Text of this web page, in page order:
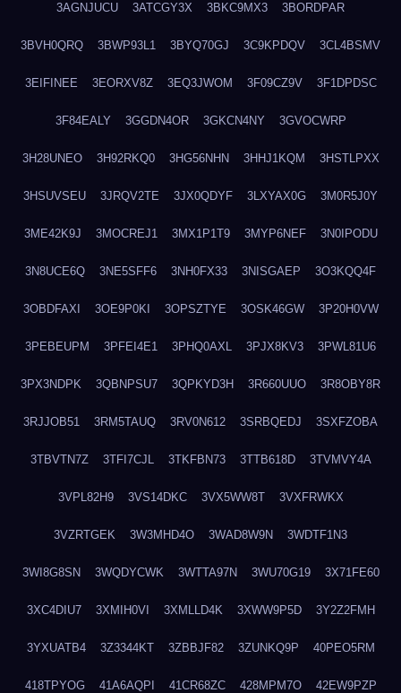
3AGNJUCU 3ATCGY3X 3BKC9MX3 3BORDPAR
3BVH0QRQ 3BWP93L1 3BYQ70GJ 3C9KPDQV 3CL4BSMV
3EIFINEE 3EORXV8Z 3EQ3JWOM 3F09CZ9V 3F1DPDSC
3F84EALY 3GGDN4OR 3GKCN4NY 3GVOCWRP
3H28UNEO 3H92RKQ0 3HG56NHN 3HHJ1KQM 3HSTLPXX
3HSUVSEU 3JRQV2TE 3JX0QDYF 3LXYAX0G 3M0R5J0Y
3ME42K9J 3MOCREJ1 3MX1P1T9 3MYP6NEF 3N0IPODU
3N8UCE6Q 3NE5SFF6 3NH0FX33 3NISGAEP 3O3KQQ4F
3OBDFAXI 3OE9P0KI 3OPSZTYE 3OSK46GW 3P20H0VW
3PEBEUPM 3PFEI4E1 3PHQ0AXL 3PJX8KV3 3PWL81U6
3PX3NDPK 3QBNPSU7 3QPKYD3H 3R660UUO 3R8OBY8R
3RJJOB51 3RM5TAUQ 3RV0N612 3SRBQEDJ 3SXFZOBA
3TBVTN7Z 3TFI7CJL 3TKFBN73 3TTB618D 3TVMVY4A
3VPL82H9 3VS14DKC 3VX5WW8T 3VXFRWKX
3VZRTGEK 3W3MHD4O 3WAD8W9N 3WDTF1N3
3WI8G8SN 3WQDYCWK 3WTTA97N 3WU70G19 3X71FE60
3XC4DIU7 3XMIH0VI 3XMLLD4K 3XWW9P5D 3Y2Z2FMH
3YXUATB4 3Z3344KT 3ZBBJF82 3ZUNKQ9P 40PEO5RM
418TPYOG 41A6AQPI 41CR68ZC 428MPM7O 42EW9PZP